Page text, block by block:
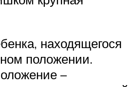
находящегося
положении.
–